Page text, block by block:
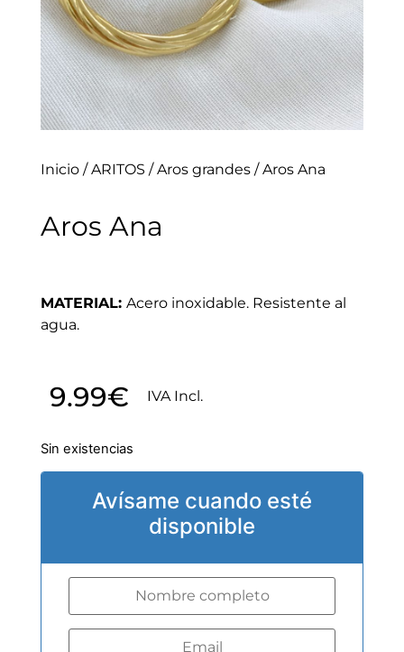
Inicio/ARITOS /Aros grandes/ Aros Ana
Aros Ana
MATERIAL: Acero inoxidable. Resistente al
agua.
9.99€ IVA Incl.
Sin existencias
Avísame cuando esté
disponible